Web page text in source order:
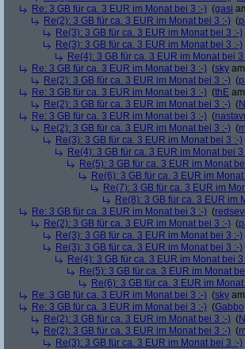
Re: 3 GB für ca. 3 EUR im Monat bei 3 :-) (gasi
Re(2): 3 GB für ca. 3 EUR im Monat bei 3 :-) (
Re(3): 3 GB für ca. 3 EUR im Monat bei 3 :-)
Re(3): 3 GB für ca. 3 EUR im Monat bei 3 :-)
Re(4): 3 GB für ca. 3 EUR im Monat bei 3
Re: 3 GB für ca. 3 EUR im Monat bei 3 :-) (sky
Re(2): 3 GB für ca. 3 EUR im Monat bei 3 :-) (
Re: 3 GB für ca. 3 EUR im Monat bei 3 :-) (thE
Re(2): 3 GB für ca. 3 EUR im Monat bei 3 :-) (
Re: 3 GB für ca. 3 EUR im Monat bei 3 :-) (
Re(2): 3 GB für ca. 3 EUR im Monat bei 3 :-) (
Re(3): 3 GB für ca. 3 EUR im Monat bei 3 :-)
Re(4): 3 GB für ca. 3 EUR im Monat bei 3
Re(5): 3 GB für ca. 3 EUR im Monat
Re(6): 3 GB für ca. 3 EUR im
Re(7): 3 GB für ca. 3 EUR im
Re(8): 3 GB für ca. 3 EUR im
Re: 3 GB für ca. 3 EUR im Monat bei 3 :-) (
Re(2): 3 GB für ca. 3 EUR im Monat bei 3 :-) (
Re(3): 3 GB für ca. 3 EUR im Monat bei 3 :-)
Re(3): 3 GB für ca. 3 EUR im Monat bei 3 :-)
Re(4): 3 GB für ca. 3 EUR im Monat bei 3
Re(5): 3 GB für ca. 3 EUR im Monat
Re(6): 3 GB für ca. 3 EUR im
Re: 3 GB für ca. 3 EUR im Monat bei 3 :-) (sky
Re: 3 GB für ca. 3 EUR im Monat bei 3 :-) (Gabbo
Re(2): 3 GB für ca. 3 EUR im Monat bei 3 :-) (
Re(2): 3 GB für ca. 3 EUR im Monat bei 3 :-) (
Re(3): 3 GB für ca. 3 EUR im Monat bei 3 :-)